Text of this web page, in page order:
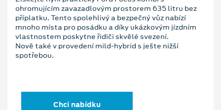
ohromujícím zavazadlovým prostorem 635 litru bez
příplatku. Tento spolehlivý a bezpečný vůz nabízí
mnoho místa pro posádku a díky ukázkovým jízdním
vlastnostem poskytne řidiči skvělé svezení.
Nově také v provedení mild-hybrid s ješte nižší
spotřebou.
Chci nabídku